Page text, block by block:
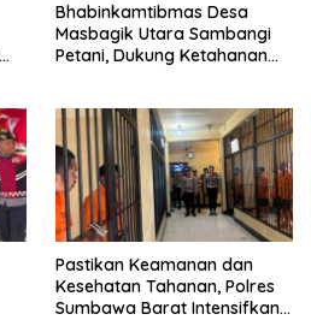
Bhabinkamtibmas Desa
Masbagik Utara Sambangi
Petani, Dukung Ketahanan
Pastikan Keamanan dan
Kesehatan Tahanan, Polres
Sumbawa Barat Intensifkan